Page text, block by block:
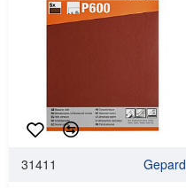
31411 Gepard